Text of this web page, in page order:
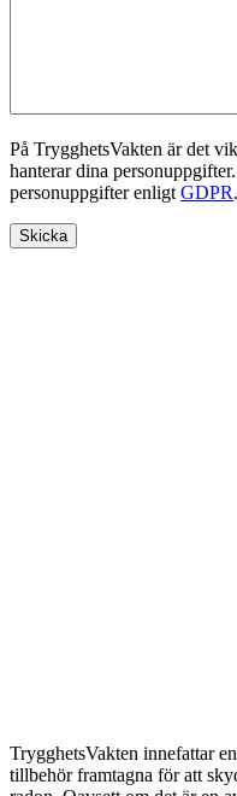
På TrygghetsVakten är det
hanterar dina
personuppgifter enligt GDPR.
TrygghetsVakten innefattar
tillbehör framtagna för att